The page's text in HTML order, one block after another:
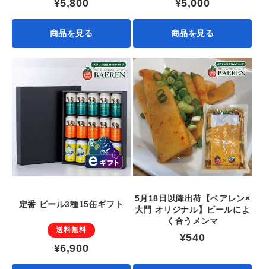
¥5,800
商品を見る
¥5,000
商品を見る
定番 ビール3種15缶ギフト
送料無料
¥6,900
5月18日以降出荷【ベアレン×
大門 オリジナル】ビールによ
く合うメンマ
¥540